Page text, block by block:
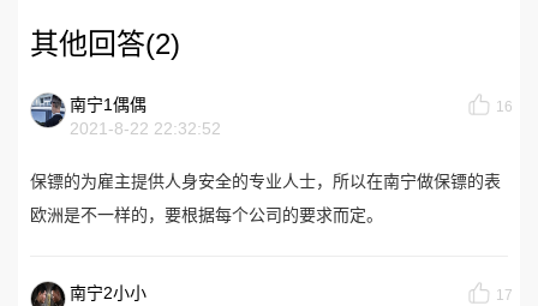
其他回答(2)
南宁1偶偶
2021-8-22 22:32:52
16
保镖的为雇主提供人身安全的专业人士，所以在南宁做保镖的表
欧洲是不一样的，要根据每个公司的要求而定。
南宁2小小
17